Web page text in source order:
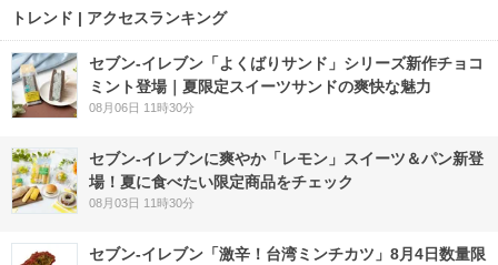
トレンド | アクセスランキング
セブン‐イレブン「よくばりサンド」シリーズ新作チョコ
ミント登場｜夏限定スイーツサンドの爽快な魅力
08月06日 11時30分
セブン‐イレブンに爽やか「レモン」スイーツ＆パン新登
場！夏に食べたい限定商品をチェック
08月03日 11時30分
セブン-イレブン「激辛！台湾ミンチカツ」8月4日数量限